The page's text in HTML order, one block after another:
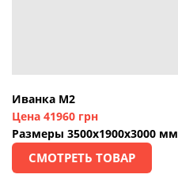
Иванка М2
Цена 41960 грн
Размеры 3500х1900х3000 мм
СМОТРЕТЬ ТОВАР